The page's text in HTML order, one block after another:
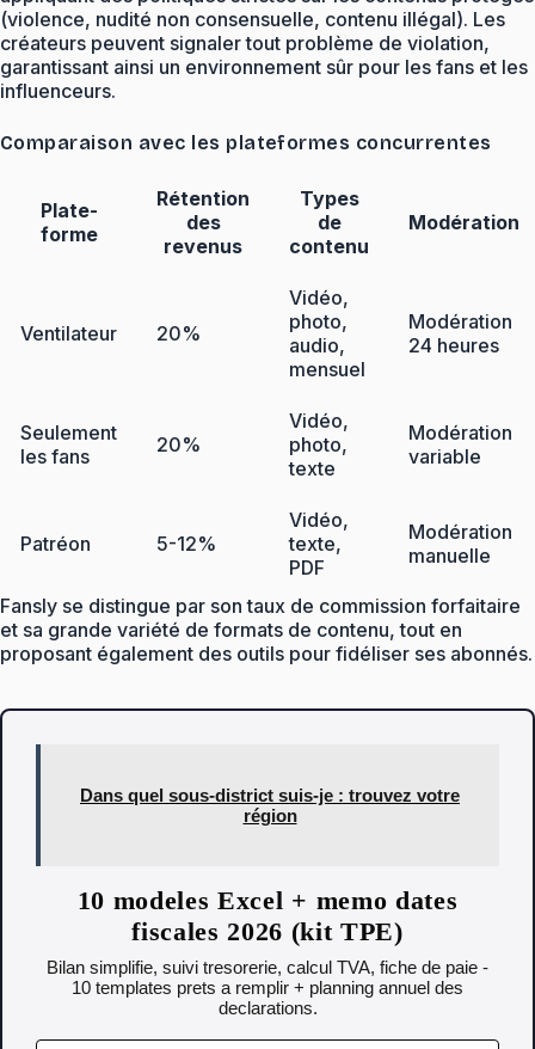
(violence, nudité non consensuelle, contenu illégal). Les
créateurs peuvent signaler tout problème de violation,
garantissant ainsi un environnement sûr pour les fans et les
influenceurs.
Comparaison avec les plateformes concurrentes
Plate-
forme
Rétention
des
revenus
Types
de
contenu
Modération
Ventilateur 20%
Vidéo,
photo,
audio,
mensuel
Modération
24 heures
Seulement
les fans
20%
Vidéo,
photo,
texte
Modération
variable
Patréon 5-12%
Vidéo,
texte,
PDF
Modération
manuelle
Fansly se distingue par son taux de commission forfaitaire
et sa grande variété de formats de contenu, tout en
proposant également des outils pour fidéliser ses abonnés.
Dans quel sous-district suis-je : trouvez votre
région
10 modeles Excel + memo dates
fiscales 2026 (kit TPE)
Bilan simplifie, suivi tresorerie, calcul TVA, fiche de paie -
10 templates prets a remplir + planning annuel des
declarations.